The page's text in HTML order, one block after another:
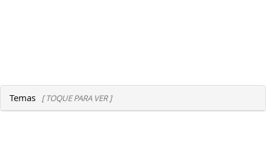
Temas [ TOQUE PARA VER ]